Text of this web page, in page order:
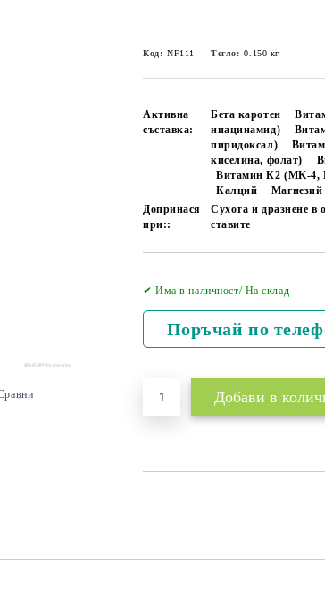
Код: NF111 Тегло: 0.150 кг
Активна
съставка:
Бета каротен
ниацинамид)
пиридоксал)
киселина, фолат)
Витамин К2 (MK-4,
Калций
Магнезий
Допринася
при::
Сухота и дразнене в
ставите
✔ Има в наличност/ На склад
Поръчай по